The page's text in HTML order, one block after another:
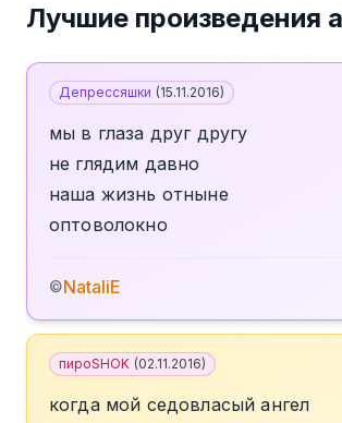
Лучшие произведения
Депрессяшки (15.11.2016)
мы в глаза друг другу
не глядим давно
наша жизнь отныне
оптоволокно
©NataliE
пироSHOK (02.11.2016)
когда мой седовласый ангел